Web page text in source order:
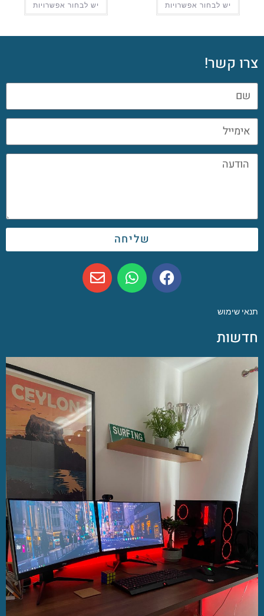
יש לבחור אפשרויות יש לבחור אפשרויות
צרו קשר!
שליחה
תנאי שימוש
חדשות